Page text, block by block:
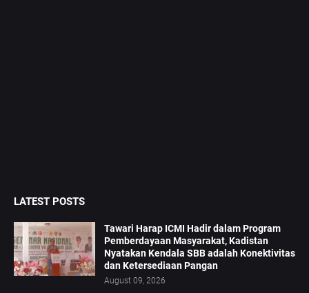
LATEST POSTS
Tawari Harap ICMI Hadir dalam Program
Pemberdayaan Masyarakat, Kadistan
Nyatakan Kendala SBB adalah Konektivitas
dan Ketersediaan Pangan
August 09, 2026